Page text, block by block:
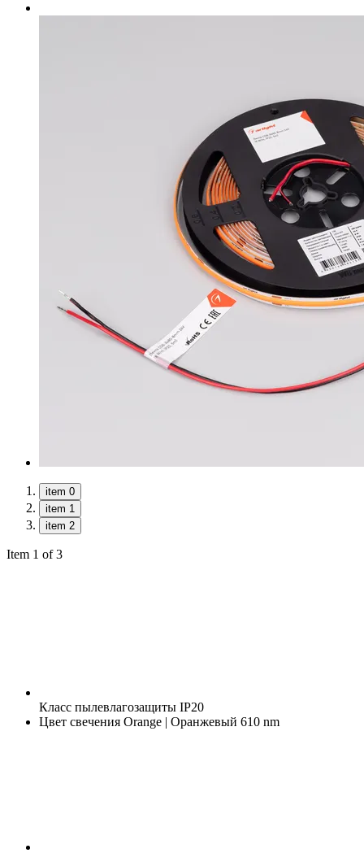
item 0
item 1
item 2
Item 1 of 3
Класс пылевлагозащиты IP20
Цвет свечения Orange | Оранжевый 610 nm